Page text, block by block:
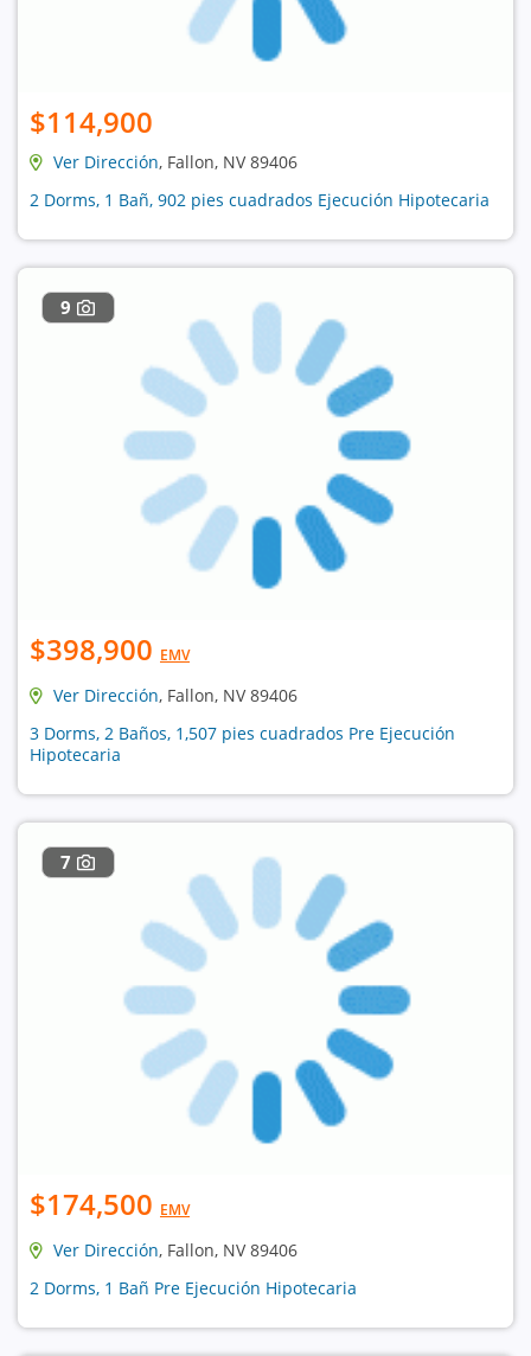
$114,900
Ver Dirección, Fallon, NV 89406
2 Dorms, 1 Bañ, 902 pies cuadrados Ejecución Hipotecaria
9
$398,900 EMV
Ver Dirección, Fallon, NV 89406
3 Dorms, 2 Baños, 1,507 pies cuadrados Pre Ejecución
Hipotecaria
7
$174,500 EMV
Ver Dirección, Fallon, NV 89406
2 Dorms, 1 Bañ Pre Ejecución Hipotecaria